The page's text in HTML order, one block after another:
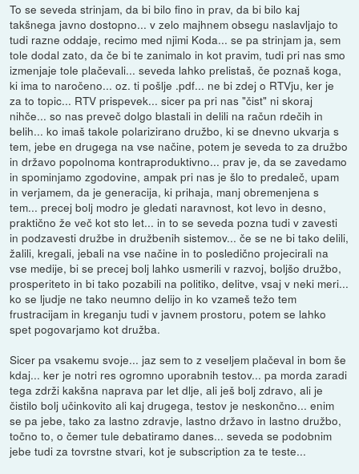
To se seveda strinjam, da bi bilo fino in prav, da bi bilo kaj
takšnega javno dostopno... v zelo majhnem obsegu naslavljajo to
tudi razne oddaje, recimo med njimi Koda... se pa strinjam ja, sem
tole dodal zato, da če bi te zanimalo in kot pravim, tudi pri nas smo
izmenjaje tole plačevali... seveda lahko prelistaš, če poznaš koga,
ki ima to naročeno... oz. ti pošlje .pdf... ne bi zdej o RTVju, ker je
za to topic... RTV prispevek... sicer pa pri nas "čist" ni skoraj
nihče... so nas preveč dolgo blastali in delili na račun rdečih in
belih... ko imaš takole polarizirano družbo, ki se dnevno ukvarja s
tem, jebe en drugega na vse načine, potem je seveda to za družbo
in državo popolnoma kontraproduktivno... prav je, da se zavedamo
in spominjamo zgodovine, ampak pri nas je šlo to predaleč, upam
in verjamem, da je generacija, ki prihaja, manj obremenjena s
tem... precej bolj modro je gledati naravnost, kot levo in desno,
praktično že več kot sto let... in to se seveda pozna tudi v zavesti
in podzavesti družbe in družbenih sistemov... če se ne bi tako delili,
žalili, kregali, jebali na vse načine in to posledično projecirali na
vse medije, bi se precej bolj lahko usmerili v razvoj, boljšo družbo,
prosperiteto in bi tako pozabili na politiko, delitve, vsaj v neki meri...
ko se ljudje ne tako neumno delijo in ko vzameš težo tem
frustracijam in kreganju tudi v javnem prostoru, potem se lahko
spet pogovarjamo kot družba.
Sicer pa vsakemu svoje... jaz sem to z veseljem plačeval in bom še
kdaj... ker je notri res ogromno uporabnih testov... pa morda zaradi
tega zdrži kakšna naprava par let dlje, ali ješ bolj zdravo, ali je
čistilo bolj učinkovito ali kaj drugega, testov je neskončno... enim
se pa jebe, tako za lastno zdravje, lastno državo in lastno družbo,
točno to, o čemer tule debatiramo danes... seveda se podobnim
jebe tudi za tovrstne stvari, kot je subscription za te teste...